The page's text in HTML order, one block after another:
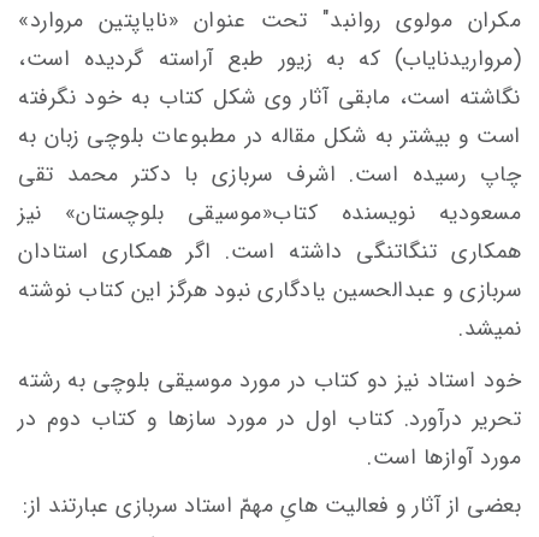
مکران مولوی روانبد" تحت عنوان ­«نایاپتین­ مروارد»
(مروارید­نایاب) که به زیور طبع آراسته گردیده است،
نگاشته است، مابقی آثار وی شکل کتاب به خود نگرفته
است و بیشتر به شکل مقاله در مطبوعات بلوچی زبان به
چاپ رسیده است. اشرف سربازی با دکتر محمد تقی
مسعودیه نویسنده کتاب«موسیقی بلوچستان» نیز
همکاری تنگاتنگی داشته است. اگر همکاری استادان
سربازی و عبدالحسین یادگاری نبود هرگز این کتاب نوشته
نمیشد.
خود استاد نیز دو کتاب در مورد موسیقی بلوچی به رشته
تحریر درآورد. کتاب اول در مورد سازها و کتاب دوم در
مورد آوازها است.
بعضی از آثار و فعالیت هایِ مهمّ استاد سربازی عبارتند از: